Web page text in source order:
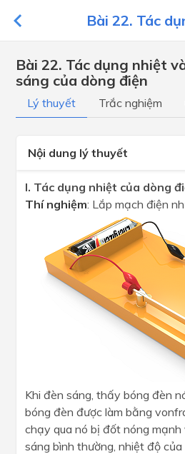
Bài 22. Tác
Bài 22. Tác dụng nhiệt
sáng của dòng điện
Lý thuyết Trắc nghiệm
Nội dung lý thuyết
I. Tác dụng nhiệt của dòng
Thí nghiệm: Lắp mạch điện
Khi đèn sáng, thấy bóng đèn
bóng đèn được làm bằng
chạy qua nó bị đốt nóng mạnh
sáng bình thường, nhiệt độ